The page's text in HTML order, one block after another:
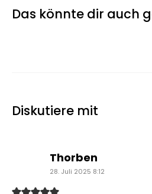
Das könnte dir auch
Diskutiere mit
Thorben
28. Juli 2025 8:12